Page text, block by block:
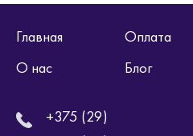
Главная Оплата
О нас
Блог
+375 (29)